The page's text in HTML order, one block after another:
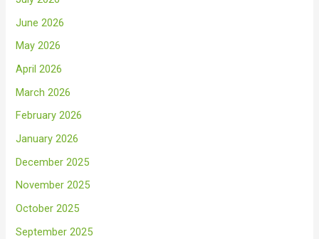
June 2026
May 2026
April 2026
March 2026
February 2026
January 2026
December 2025
November 2025
October 2025
September 2025